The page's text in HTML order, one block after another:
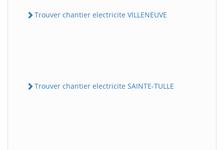
Trouver chantier electricite VILLENEUVE
Trouver chantier electricite SAINTE-TULLE